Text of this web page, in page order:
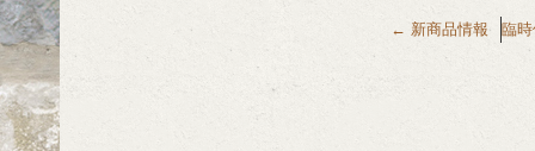
← 新商品情報 臨